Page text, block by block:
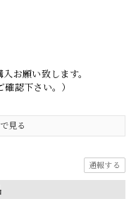
お願い致します。
認下さい。）
見る
通報する